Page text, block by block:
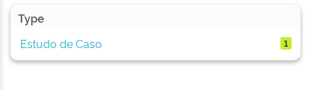
Type
Estudo de Caso
1